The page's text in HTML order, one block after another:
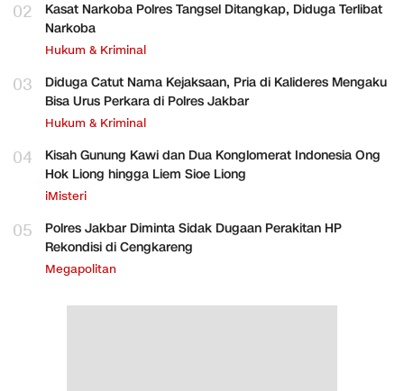
02
Kasat Narkoba Polres Tangsel Ditangkap, Diduga Terlibat
Narkoba
Hukum & Kriminal
03
Diduga Catut Nama Kejaksaan, Pria di Kalideres Mengaku
Bisa Urus Perkara di Polres Jakbar
Hukum & Kriminal
04
Kisah Gunung Kawi dan Dua Konglomerat Indonesia Ong
Hok Liong hingga Liem Sioe Liong
iMisteri
05
Polres Jakbar Diminta Sidak Dugaan Perakitan HP
Rekondisi di Cengkareng
Megapolitan